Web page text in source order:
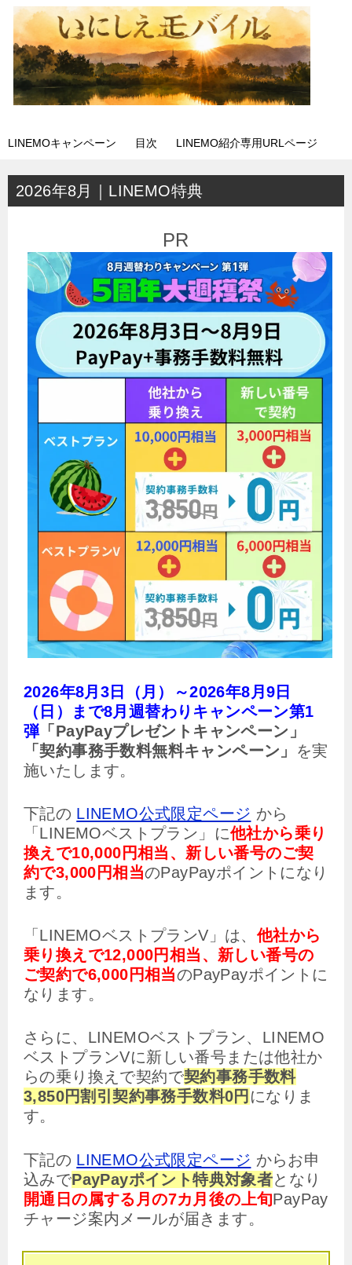
LINEMOキャンペーン 目次 LINEMO紹介専用URLページ
2026年8月｜LINEMO特典
PR
2026年8月3日（月）～2026年8月9日
（日）まで8月週替わりキャンペーン第1
弾「PayPayプレゼントキャンペーン」
「契約事務手数料無料キャンペーン」 を実
施いたします。
下記の LINEMO公式限定ページ から
「LINEMOベストプラン」に他社から乗り
換えで10,000円相当、新しい番号のご契
約で3,000円相当のPayPayポイントになり
ます。
「LINEMOベストプランV」は、 他社から
乗り換えで12,000円相当、新しい番号の
ご契約で6,000円相当のPayPayポイントに
なります。
さらに、LINEMOベストプラン、LINEMO
ベストプランVに新しい番号または他社か
らの乗り換えで契約で契約事務手数料
3,850円割引契約事務手数料0円 になりま
す。
下記の LINEMO公式限定ページ からお申
込みでPayPayポイント特典対象者となり
開通日の属する月の7カ月後の上旬PayPay
チャージ案内メールが届きます。